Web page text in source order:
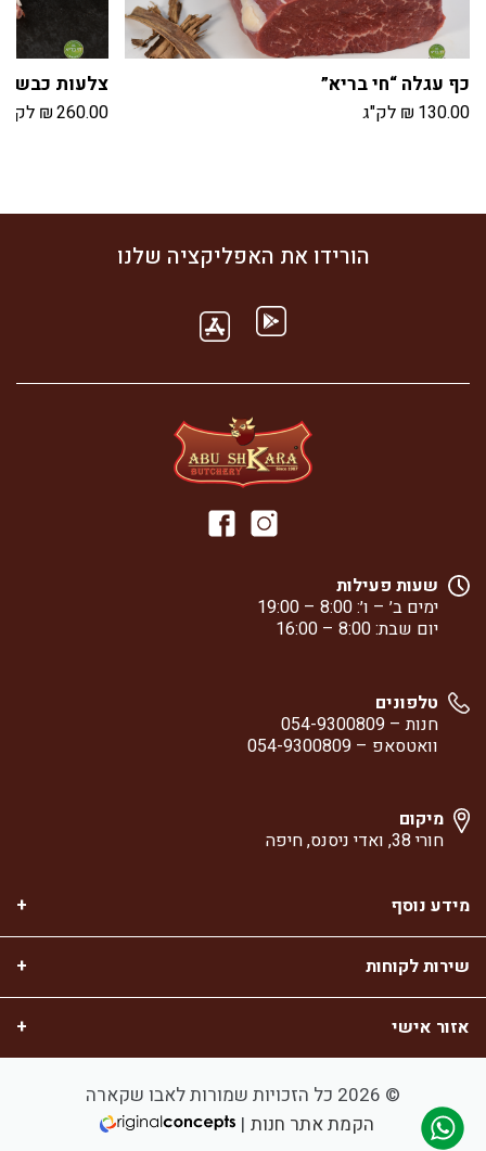
כף עגלה “חי בריא”
₪ 130.00 לק"ג
צלעות כבש
₪260.00 לק"ג
הורידו את האפליקציה שלנו
שעות פעילות
ימים ב׳ – ו׳: 8:00 – 19:00
יום שבת: 8:00 – 16:00
טלפונים
חנות – 054-9300809
וואטסאפ – 054-9300809
מיקום
חורי 38, ואדי ניסנס, חיפה
מידע נוסף
שירות לקוחות
אזור אישי
© 2026 כל הזכויות שמורות לאבו שקארה
הקמת אתר חנות |